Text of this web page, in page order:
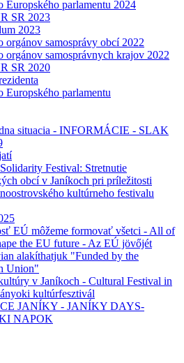
Europského parlamentu 2024
SR 2023
2023
orgánov samosprávy obcí 2022
orgánov samosprávnych krajov 2022
SR 2020
Europského parlamentu
situacia - INFORMÁCIE - SLAK
Festival: Stretnutie
obcí v Janíkoch pri príležitosti
kultúrneho festivalu
EÚ môžeme formovať všetci - All of
the EU future - Az EÚ jövőjét
alakíthatjuk "Funded by the
Union"
v Janíkoch - Cultural Festival in
kultúrfesztivál
JANÍKY - JANÍKY DAYS-
NAPOK